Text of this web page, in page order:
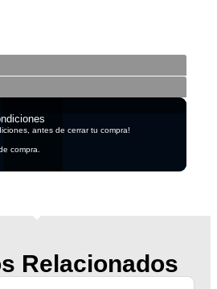
antes de cerrar tu compra!
compra.
Relacionados